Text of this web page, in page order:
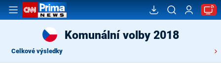
Komunální volby 2018
Celkové výsledky